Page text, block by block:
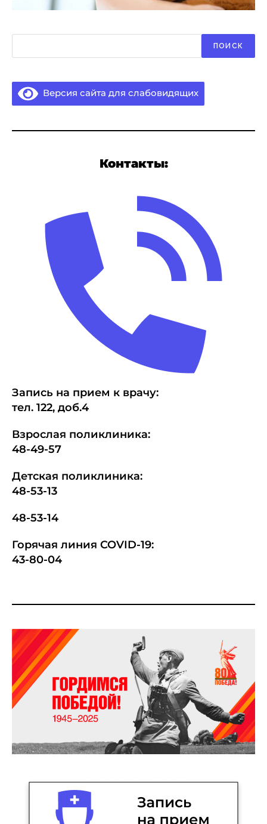
ПОИСК
Версия сайта для слабовидящих
Контакты:
Запись на прием к врачу:
тел. 122, доб.4
Взрослая поликлиника:
48-49-57
Детская поликлиника:
48-53-13
48-53-14
Горячая линия COVID-19:
43-80-04